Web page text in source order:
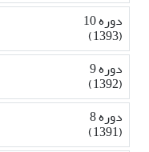
دوره 10
(1393)
دوره 9
(1392)
دوره 8
(1391)